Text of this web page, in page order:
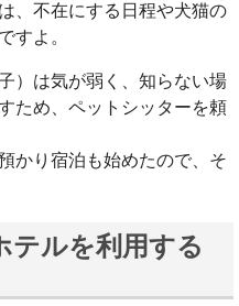
、不在にする日程や犬猫の
すよ。
）は気が弱く、知らない場
ため、ペットシッターを頼
かり宿泊も始めたので、そ
テルを利用する